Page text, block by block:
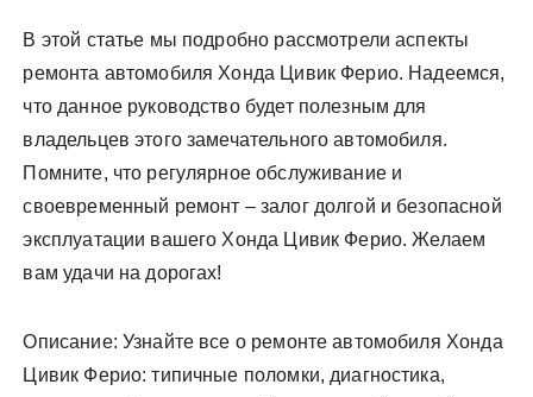
В этой статье мы подробно рассмотрели аспекты
ремонта автомобиля Хонда Цивик Ферио. Надеемся,
что данное руководство будет полезным для
владельцев этого замечательного автомобиля.
Помните, что регулярное обслуживание и
своевременный ремонт – залог долгой и безопасной
эксплуатации вашего Хонда Цивик Ферио. Желаем
вам удачи на дорогах!
Описание: Узнайте все о ремонте автомобиля Хонда
Цивик Ферио: типичные поломки, диагностика,